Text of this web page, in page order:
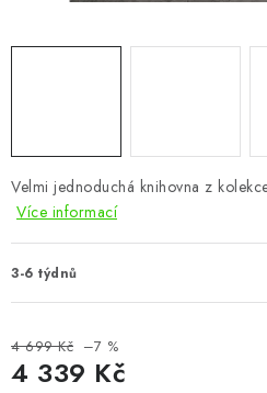
VÝPRODEJ
Kontakty
Velmi jednoduchá knihovna z
Více informací
3-6 týdnů
4 699 Kč –7 %
4 339 Kč